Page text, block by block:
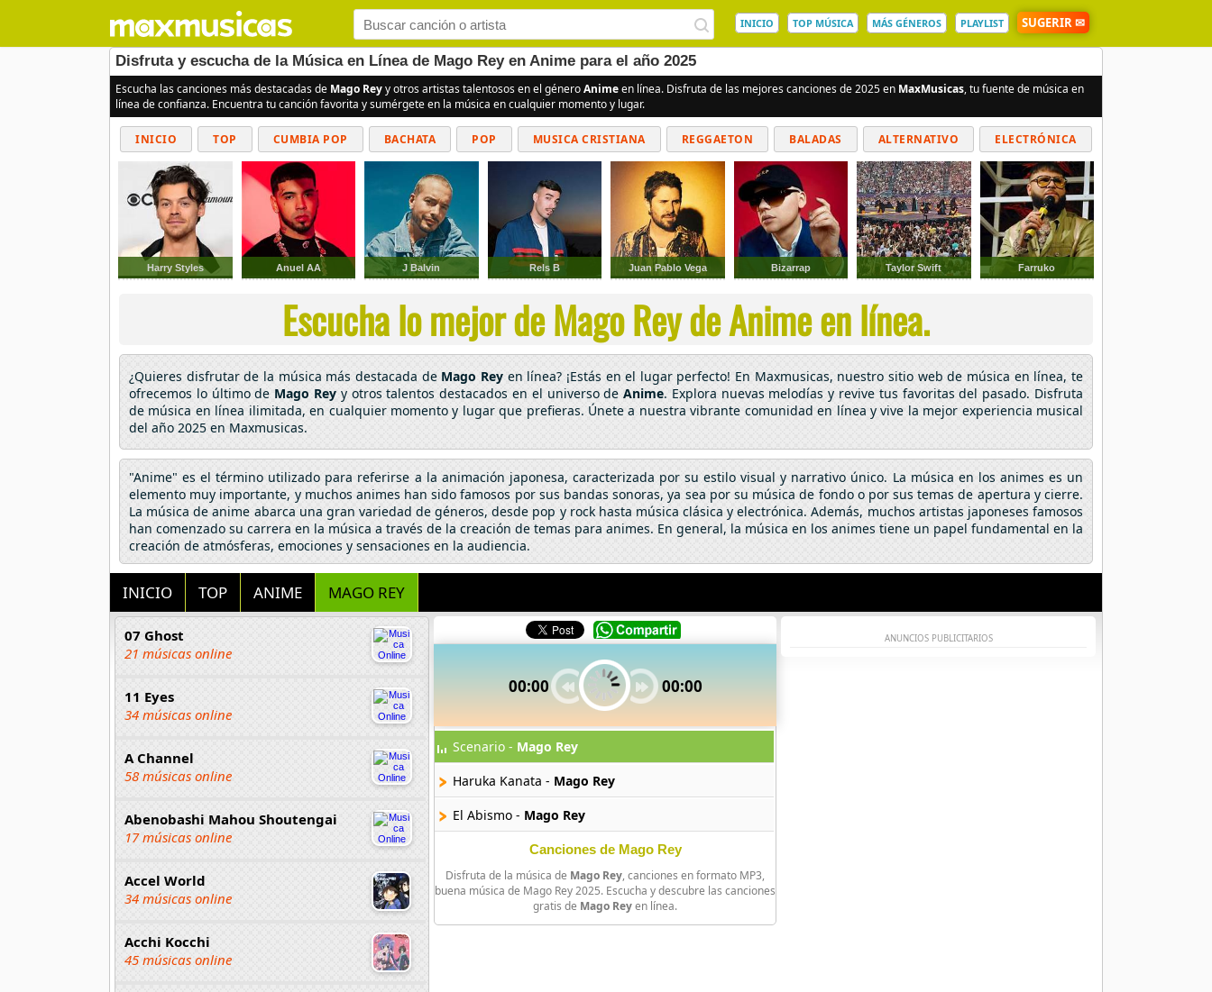
INICIO TOP MÚSICA MÁS GÉNEROS PLAYLIST SUGERIR ✉
Disfruta y escucha de la Música en Línea de Mago Rey en Anime para el año 2025
Escucha las canciones más destacadas de Mago Reyy otros artistas talentosos en el géneroAnimeen línea. Disfruta de las mejores canciones de 2025 en MaxMusicas, tu fuente de música en
línea de confianza. Encuentra tu canción favorita y sumérgete en la música en cualquier momento y lugar.
INICIO TOP CUMBIA POP BACHATA POP MUSICA CRISTIANA REGGAETON BALADAS ALTERNATIVO ELECTRÓNICA
CUMBIAS
Harry Styles Anuel AA J Balvin Rels B Juan Pablo Vega Bizarrap Taylor Swift Farruko
Escucha lo mejor de Mago Rey de Anime en línea.
¿Quieres disfrutar de la música más destacada de Mago Reyen línea? ¡Estás en el lugar perfecto! En Maxmusicas, nuestro sitio web de música en línea, te
ofrecemos lo último de Mago Reyy otros talentos destacados en el universo deAnime. Explora nuevas melodías y revive tus favoritas del pasado. Disfruta
de música en línea ilimitada, en cualquier momento y lugar que prefieras. Únete a nuestra vibrante comunidad en línea y vive la mejor experiencia musical
del año 2025 en Maxmusicas.
"Anime" es el término utilizado para referirse a la animación japonesa, caracterizada por su estilo visual y narrativo único. La música en los animes es un
elemento muy importante, y muchos animes han sido famosos por sus bandas sonoras, ya sea por su música de fondo o por sus temas de apertura y cierre.
La música de anime abarca una gran variedad de géneros, desde pop y rock hasta música clásica y electrónica. Además, muchos artistas japoneses famosos
han comenzado su carrera en la música a través de la creación de temas para animes. En general, la música en los animes tiene un papel fundamental en la
creación de atmósferas, emociones y sensaciones en la audiencia.
INICIO TOP ANIME MAGO REY
07 Ghost
21 músicas online
11 Eyes
34 músicas online
A Channel
58 músicas online
Abenobashi Mahou Shoutengai
17 músicas online
Accel World
34 músicas online
Acchi Kocchi
45 músicas online
00:00 00:00
Scenario - Mago Rey
Haruka Kanata - Mago Rey
El Abismo - Mago Rey
Canciones de Mago Rey
Disfruta de la música de Mago Rey, canciones en formato MP3,
buena música de Mago Rey 2025. Escucha y descubre las canciones
gratis de Mago Reyen línea.
ANUNCIOS PUBLICITARIOS